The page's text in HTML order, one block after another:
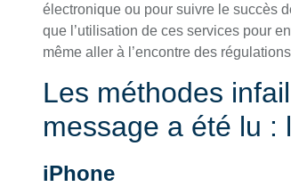
électronique ou pour suivre le succès
que l’utilisation de ces services pour
même aller à l’encontre des
Les méthodes
message a été lu :
iPhone